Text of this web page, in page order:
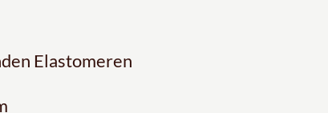
Elastomeren